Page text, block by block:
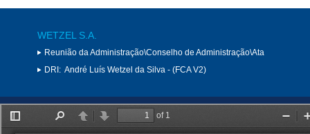
WETZEL S.A.
Reunião da Administração\Conselho de Administração\Ata
DRI: André Luís Wetzel da Silva - (FCA V2)